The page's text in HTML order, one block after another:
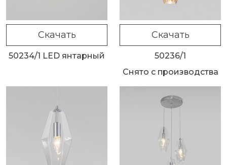
Скачать
50234/1 LED янтарный
Скачать
50236/1
Снято с производства